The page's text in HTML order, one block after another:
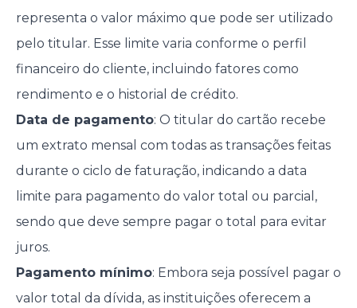
representa o valor máximo que pode ser utilizado
pelo titular. Esse limite varia conforme o perfil
financeiro do cliente, incluindo fatores como
rendimento e o historial de crédito.
Data de pagamento: O titular do cartão recebe
um extrato mensal com todas as transações feitas
durante o ciclo de faturação, indicando a data
limite para pagamento do valor total ou parcial,
sendo que deve sempre pagar o total para evitar
juros.
Pagamento mínimo: Embora seja possível pagar o
valor total da dívida, as instituições oferecem a